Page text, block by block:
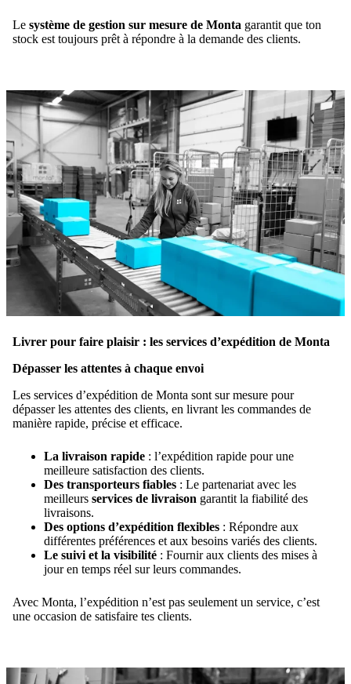
Le système de gestion sur mesure de Monta garantit que ton
stock est toujours prêt à répondre à la demande des clients.
Livrer pour faire plaisir : les services d’expédition de Monta
Dépasser les attentes à chaque envoi
Les services d’expédition de Monta sont sur mesure pour
dépasser les attentes des clients, en livrant les commandes de
manière rapide, précise et efficace.
La livraison rapide : l’expédition rapide pour une
meilleure satisfaction des clients.
Des transporteurs fiables : Le partenariat avec les
meilleurs services de livraison garantit la fiabilité des
livraisons.
Des options d’expédition flexibles : Répondre aux
différentes préférences et aux besoins variés des clients.
Le suivi et la visibilité : Fournir aux clients des mises à
jour en temps réel sur leurs commandes.
Avec Monta, l’expédition n’est pas seulement un service, c’est
une occasion de satisfaire tes clients.